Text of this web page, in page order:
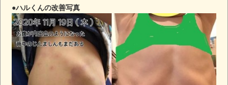
●ハルくんの改善写真